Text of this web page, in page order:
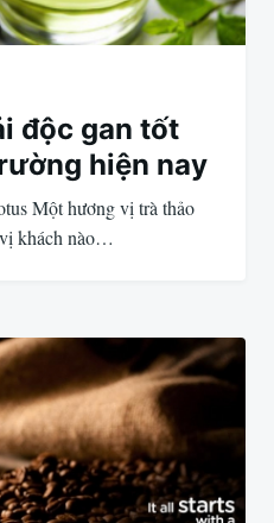
độc gan tốt
hiện nay
Một hương vị trà thảo
khách nào…